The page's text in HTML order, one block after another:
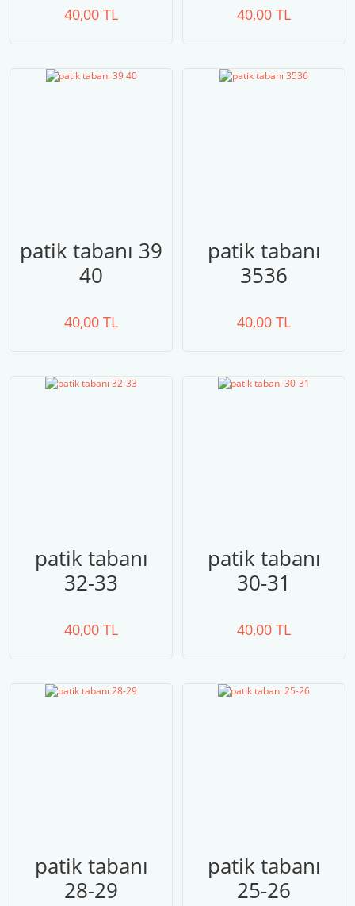
40,00 TL 40,00 TL
patik tabanı 39
40
40,00 TL
patik tabanı
3536
40,00 TL
patik tabanı
32-33
40,00 TL
patik tabanı
30-31
40,00 TL
patik tabanı
28-29
patik tabanı
25-26